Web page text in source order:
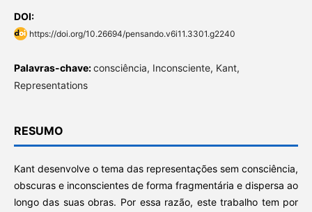
DOI:
https://doi.org/10.26694/pensando.v6i11.3301.g2240
Palavras-chave:consciência, Inconsciente, Kant,
Representations
RESUMO
Kant desenvolve o tema das representações sem consciência,
obscuras e inconscientes de forma fragmentária e dispersa ao
longo das suas obras. Por essa razão, este trabalho tem por